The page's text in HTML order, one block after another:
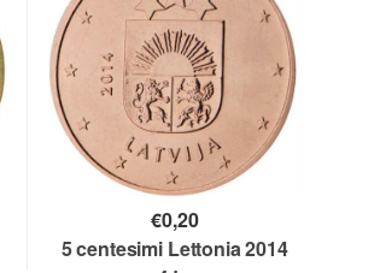
€0,20
5 centesimi Lettonia 2014